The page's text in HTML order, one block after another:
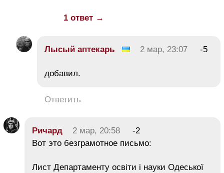
1 ответ →
Лысый аптекарь 2 мар, 23:07 -5
добавил.
Ответить
Ричард 2 мар, 20:58
-2
Вот это безграмотное письмо:
Лист Департаменту освіти і науки Одеської